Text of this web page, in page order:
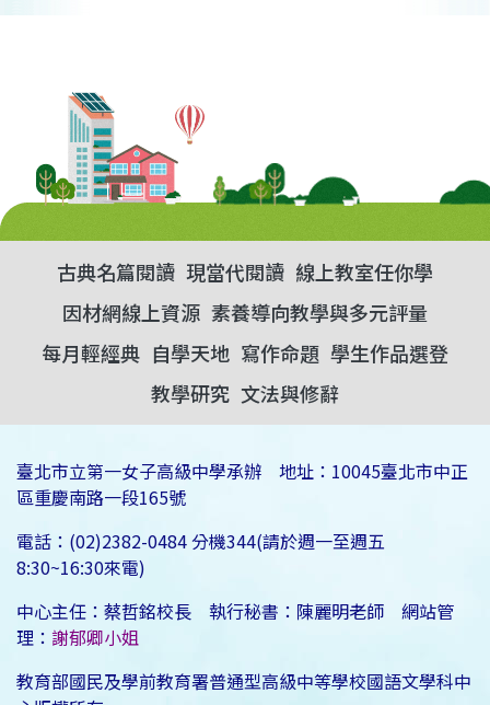
古典名篇閱讀 現當代閱讀 線上教室任你學
因材網線上資源 素養導向教學與多元評量
每月輕經典 自學天地 寫作命題 學生作品選登
教學研究 文法與修辭
臺北市立第一女子高級中學承辦 地址：10045臺北市中正
區重慶南路一段165號
電話：(02)2382-0484 分機344(請於週一至週五
8:30~16:30來電)
中心主任：蔡哲銘校長 執行秘書：陳麗明老師 網站管
理： 謝郁卿小姐
教育部國民及學前教育署普通型高級中等學校國語文學科中